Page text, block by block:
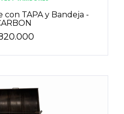
con TAPA y Bandeja -